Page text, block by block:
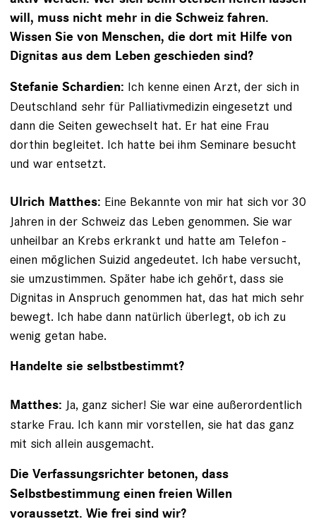
will, muss nicht mehr in die Schweiz fahren.
Wissen Sie von Menschen, die dort mit Hilfe von
Dignitas aus dem Leben geschieden sind?
Stefanie Schardien: Ich kenne einen Arzt, der sich in
Deutschland sehr für Palliativmedizin eingesetzt und
dann die Seiten gewechselt hat. Er hat eine Frau
dorthin begleitet. Ich hatte bei ihm Seminare besucht
und war entsetzt.
Ulrich Matthes: Eine Bekannte von mir hat sich vor 30
Jahren in der Schweiz das Leben genommen. Sie war
unheilbar an Krebs erkrankt und hatte am Telefon ­
einen möglichen Suizid angedeutet. Ich habe versucht,
sie umzustimmen. Später habe ich gehört, dass sie
Dignitas in Anspruch genommen hat, das hat mich sehr
bewegt. Ich habe dann natürlich überlegt, ob ich zu
wenig getan habe.
Handelte sie selbstbestimmt?
Matthes: Ja, ganz sicher! Sie war eine außerordentlich
starke Frau. Ich kann mir vorstellen, sie hat das ganz
mit sich allein ausgemacht.
Die Verfassungsrichter betonen, dass
Selbstbestimmung einen freien Willen
voraussetzt. Wie frei sind wir?